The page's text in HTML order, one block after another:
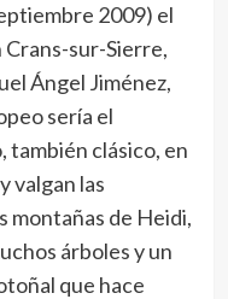
2009) el
sur-Sierre,
Ángel Jiménez,
sería el
también clásico, en
valgan las
montañas de Heidi,
árboles y un
que hace